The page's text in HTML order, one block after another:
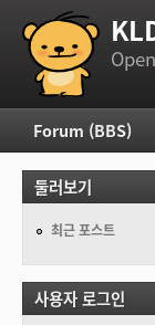
부 메뉴
주 메뉴
Forum (BBS)
둘러보기
최근 포스트
사용자 로그인